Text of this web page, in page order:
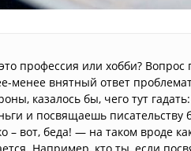
профессия или хобби?
менее внятный ответ
казалось бы, чего тут
и посвящаешь
– вот, беда! — на таком вроде
Например, кто ты, если